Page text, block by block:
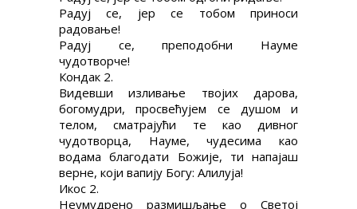
Радуј се, јер се тобом приноси
радовање!
Радуј се, преподобни Науме
чудотворче!
Кондак 2.
Видевши изливање твојих дарова,
богомудри, просвећујем се душом и
телом, сматрајући те као дивног
чудотворца, Науме, чудесима као
водама благодати Божије, ти напајаш
верне, који вапију Богу: Алилуја!
Икос 2.
Неумудрено размишљање о Светој